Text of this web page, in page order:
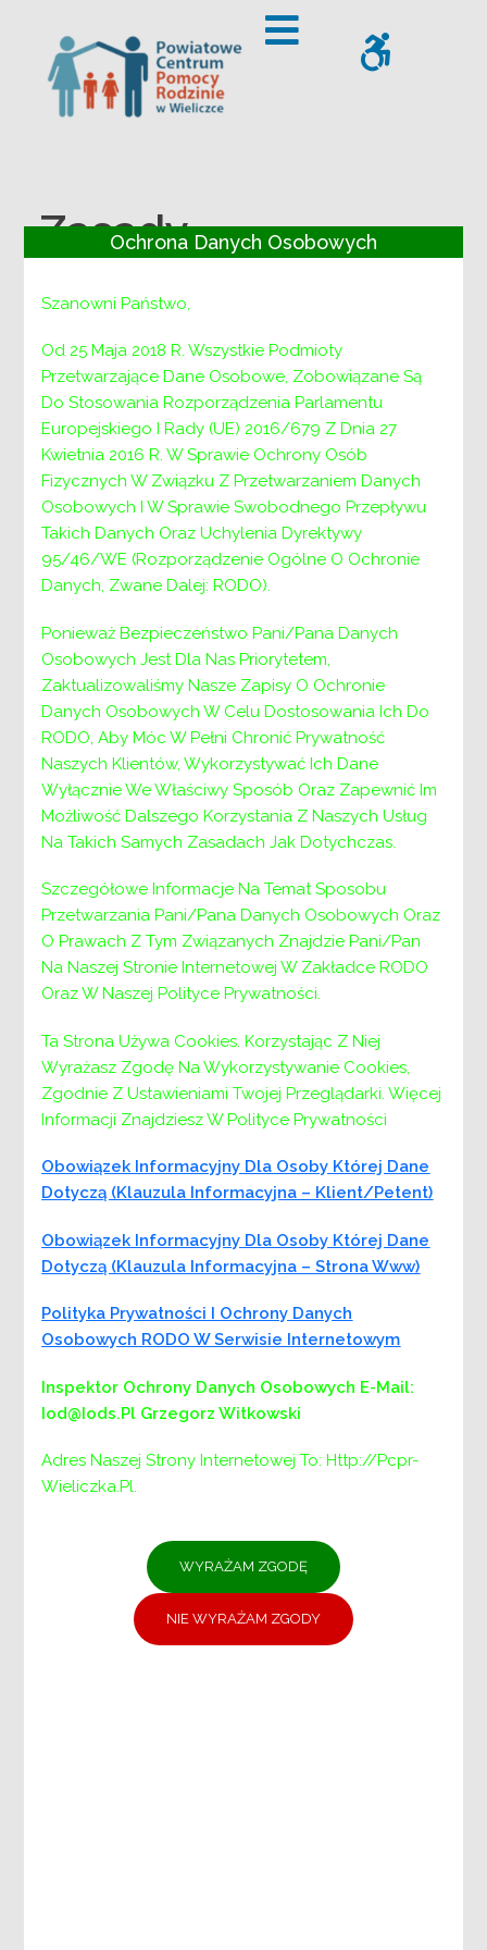
– Zasady rozpatrywania wniosków o przyznanie
Ochrona Danych Osobowych
Szanowni Państwo,
Od 25 Maja 2018 R. Wszystkie Podmioty
Przetwarzające Dane Osobowe, Zobowiązane Są
Do Stosowania Rozporządzenia Parlamentu
Europejskiego I Rady (UE) 2016/679 Z Dnia 27
Kwietnia 2016 R. W Sprawie Ochrony Osób
Fizycznych W Związku Z Przetwarzaniem Danych
Osobowych I W Sprawie Swobodnego Przepływu
Takich Danych Oraz Uchylenia Dyrektywy
95/46/WE (Rozporządzenie Ogólne O Ochronie
Danych, Zwane Dalej: RODO).
Ponieważ Bezpieczeństwo Pani/Pana Danych
Osobowych Jest Dla Nas Priorytetem,
Zaktualizowaliśmy Nasze Zapisy O Ochronie
Danych Osobowych W Celu Dostosowania Ich Do
RODO, Aby Móc W Pełni Chronić Prywatność
Naszych Klientów, Wykorzystywać Ich Dane
Wyłącznie We Właściwy Sposób Oraz Zapewnić Im
Możliwość Dalszego Korzystania Z Naszych Usług
Na Takich Samych Zasadach Jak Dotychczas.
Szczegółowe Informacje Na Temat Sposobu
Przetwarzania Pani/Pana Danych Osobowych Oraz
O Prawach Z Tym Związanych Znajdzie Pani/Pan
Na Naszej Stronie Internetowej W Zakładce RODO
Oraz W Naszej Polityce Prywatności.
Ta Strona Używa Cookies. Korzystając Z Niej
Wyrażasz Zgodę Na Wykorzystywanie Cookies,
Zgodnie Z Ustawieniami Twojej Przeglądarki. Więcej
Informacji Znajdziesz W Polityce Prywatności
Obowiązek Informacyjny Dla Osoby Której Dane
Dotyczą (klauzula Informacyjna – Klient/petent)
Obowiązek Informacyjny Dla Osoby Której Dane
Dotyczą (klauzula Informacyjna – Strona Www)
Polityka Prywatności I Ochrony Danych
Osobowych RODO W Serwisie Internetowym
Inspektor Ochrony Danych Osobowych E-Mail:
Iod@iods.pl Grzegorz Witkowski
Adres Naszej Strony Internetowej To: Http://pcpr-
Wieliczka.pl.
Offcanvas Sidebar
Zasady
wniosków o
przyznanie
dofinansowania ze
środków
Państwowego
Funduszu
Rehabilitacji Osób
Niepełnosprawnyc
h likwidacji barier
technicznych w
związku z
indywidualnymi
potrzebami osób
niepełnosprawnych
w roku 2021
Nawigacja
wpisu
Poprzedni Poprzedni:
Szanowni Państwo zapraszamy na
Pikniki rodzinne
Następny Następny:
przyznanie dofinansowania ze środków
Państwowego Funduszu Rehabilitacji Osób
komunikowaniu się w związku z
indywidualnymi potrzebami osób
niepełnosprawnych w roku 2021